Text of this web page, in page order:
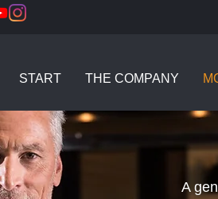
START THE COMPANY
A